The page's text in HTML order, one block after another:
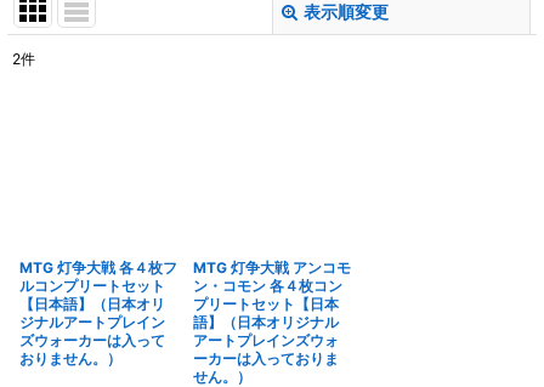
表示順変更
2件
MTG 灯争大戦 各４枚フ
ルコンプリートセット
【日本語】（日本オリ
ジナルアートプレイン
ズウォーカーは入って
おりません。）
MTG 灯争大戦 アンコモ
ン・コモン 各４枚コン
プリートセット【日本
語】（日本オリジナル
アートプレインズウォ
ーカーは入っておりま
せん。）